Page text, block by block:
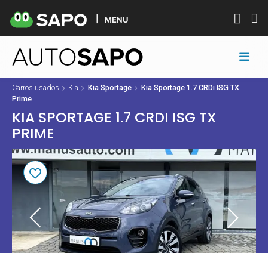
MENU
Carros usados Kia Kia Sportage
Kia Sportage 1.7 CRDi ISG TX
Prime
KIA SPORTAGE 1.7 CRDI ISG TX
PRIME